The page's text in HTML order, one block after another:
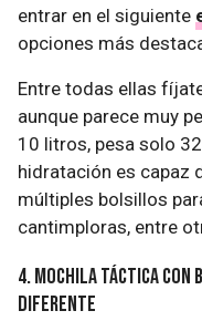
entrar en el siguiente
opciones más
Entre todas ellas
aunque parece muy
10 litros, pesa solo
hidratación es capaz
múltiples bolsillos
cantimploras, entre
4. Mochila táctica con
diferente